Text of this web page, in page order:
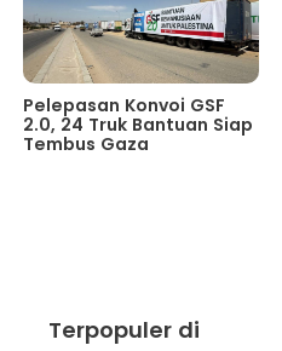
Pelepasan Konvoi GSF
2.0, 24 Truk Bantuan Siap
Tembus Gaza
Terpopuler di